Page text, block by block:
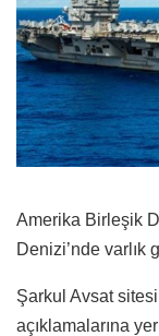
Amerika Birleşik
Denizi’nde varlık
Şarkul Avsat
açıklamalarına